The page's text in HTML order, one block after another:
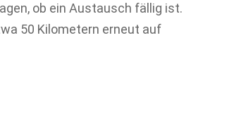
ob ein Austausch fällig ist.
50 Kilometern erneut auf